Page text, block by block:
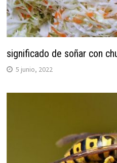
significado de soñar con
5 junio, 2022